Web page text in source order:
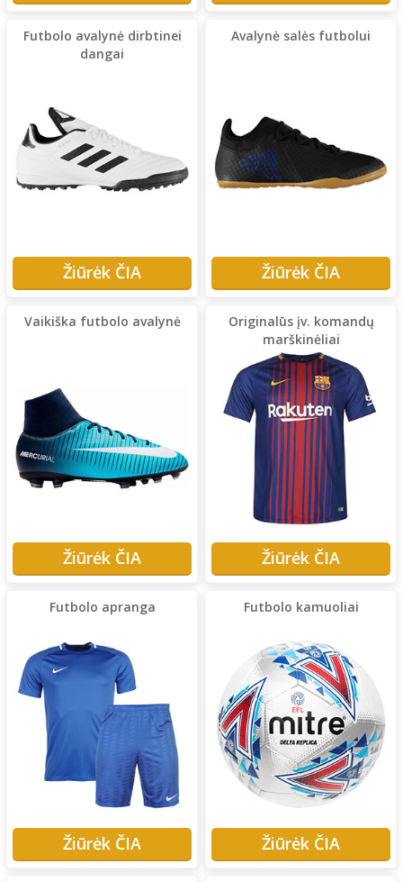
Futbolo avalynė dirbtinei
dangai
Žiūrėk ČIA
Avalynė salės futbolui
Žiūrėk ČIA
Vaikiška futbolo avalynė
Žiūrėk ČIA
Originalūs įv. komandų
marškinėliai
Žiūrėk ČIA
Futbolo apranga
Žiūrėk ČIA
Futbolo kamuoliai
Žiūrėk ČIA